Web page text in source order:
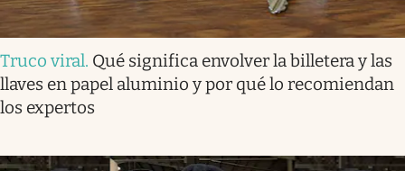
Truco viral. Qué significa envolver la billetera y las
llaves en papel aluminio y por qué lo recomiendan
los expertos